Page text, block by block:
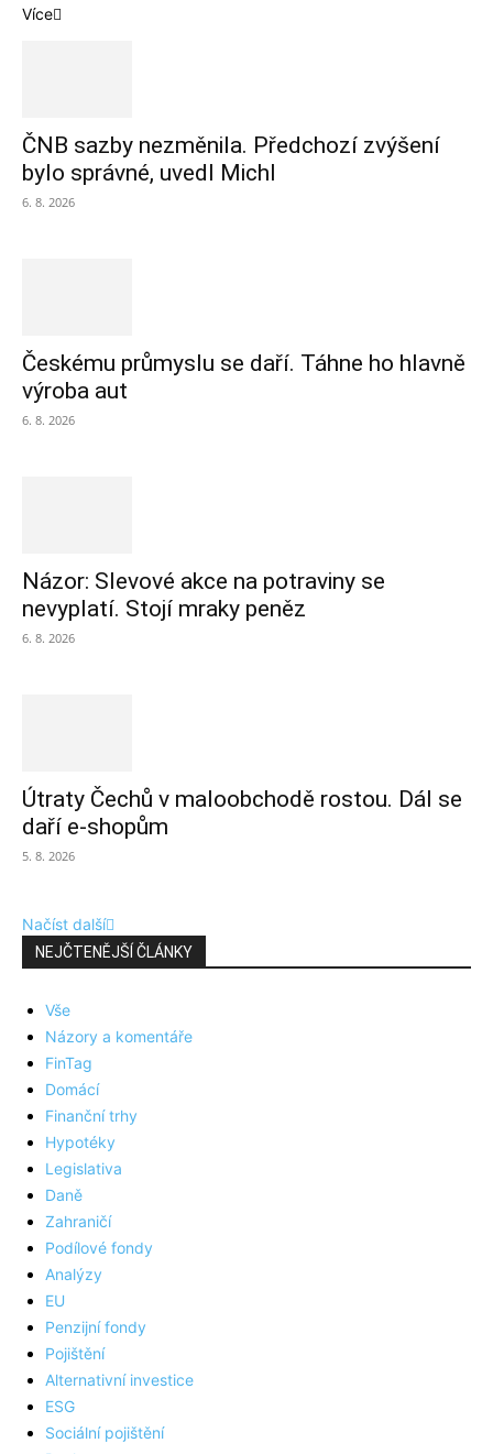
Více
ČNB sazby nezměnila. Předchozí zvýšení
bylo správné, uvedl Michl
6. 8. 2026
Českému průmyslu se daří. Táhne ho hlavně
výroba aut
6. 8. 2026
Názor: Slevové akce na potraviny se
nevyplatí. Stojí mraky peněz
6. 8. 2026
Útraty Čechů v maloobchodě rostou. Dál se
daří e-shopům
5. 8. 2026
Načíst další
NEJČTENĚJŠÍ ČLÁNKY
Vše
Názory a komentáře
FinTag
Domácí
Finanční trhy
Hypotéky
Legislativa
Daně
Zahraničí
Podílové fondy
Analýzy
EU
Penzijní fondy
Pojištění
Alternativní investice
ESG
Sociální pojištění